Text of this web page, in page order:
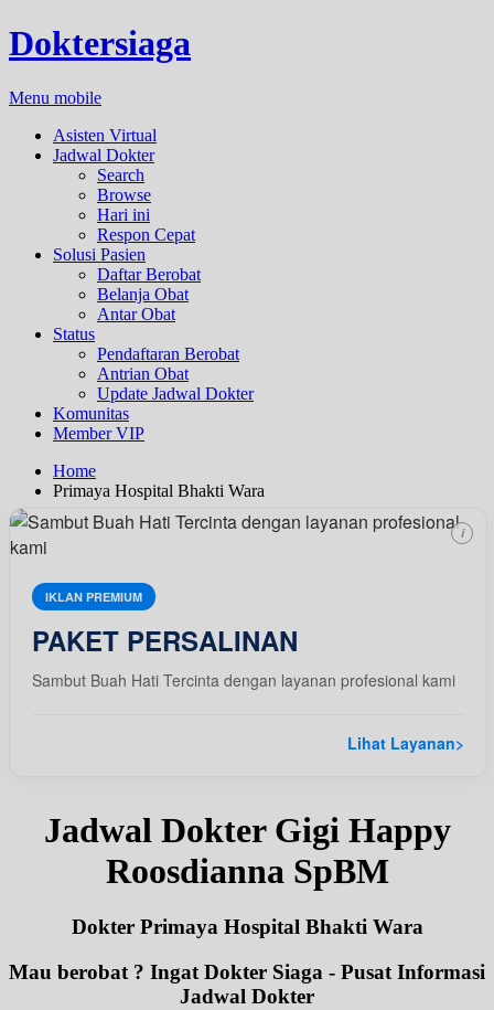
Doktersiaga
Menu mobile
Asisten Virtual
Jadwal Dokter
Search
Browse
Hari ini
Respon Cepat
Solusi Pasien
Daftar Berobat
Belanja Obat
Antar Obat
Status
Pendaftaran Berobat
Antrian Obat
Update Jadwal Dokter
Komunitas
Member VIP
Home
Primaya Hospital Bhakti Wara
IKLAN PREMIUM
PAKET PERSALINAN
Sambut Buah Hati Tercinta dengan layanan profesional kami
Lihat Layanan>
i
Jadwal Dokter Gigi Happy
Roosdianna SpBM
Dokter Primaya Hospital Bhakti Wara
Mau berobat ? Ingat Dokter Siaga - Pusat Informasi
Jadwal Dokter